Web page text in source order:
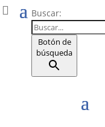
Buscar:
Botón de
búsqueda